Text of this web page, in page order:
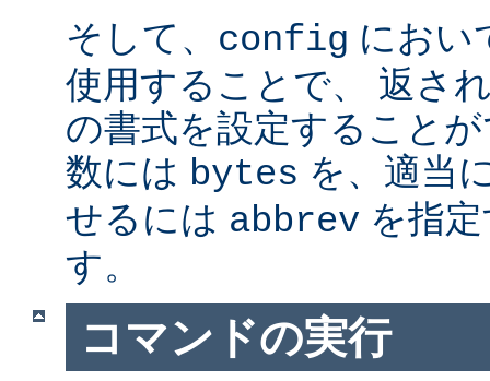
そして、 config にお
使用することで、 返さ
の書式を設定すること
数には bytes を、適当
せるには abbrev を指
す。
コマンドの実行